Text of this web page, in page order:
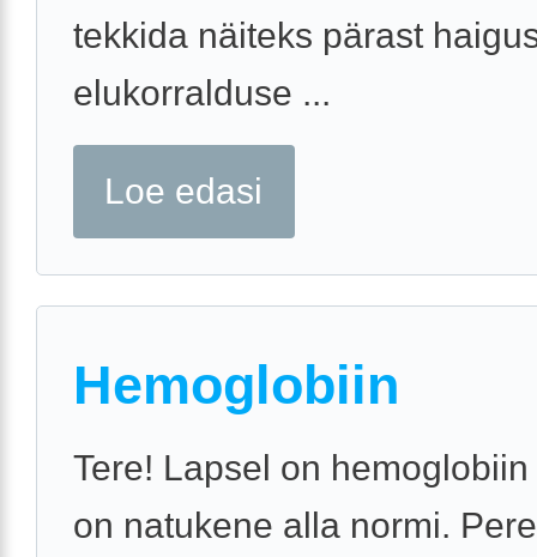
tekkida näiteks pärast
elukorralduse ...
Loe edasi
Hemoglobiin
Tere! Lapsel on
on natukene alla normi.